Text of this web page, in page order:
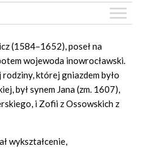
(1584–1652), poseł na
wojewoda inowrocławski.
której gniazdem było
był synem Jana (zm. 1607),
i Zofii z Ossowskich z
wykształcenie,